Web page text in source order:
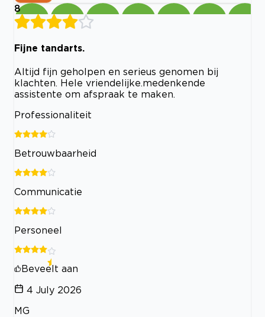
8
Fijne tandarts.
Altijd fijn geholpen en serieus genomen bij
klachten. Hele vriendelijke.medenkende
assistente om afspraak te maken.
Professionaliteit
Betrouwbaarheid
Communicatie
Personeel
Beveelt aan
4 July 2026
MG